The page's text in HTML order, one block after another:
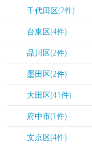
千代田区(2件)
台東区(4件)
品川区(2件)
墨田区(2件)
大田区(41件)
府中市(1件)
文京区(4件)